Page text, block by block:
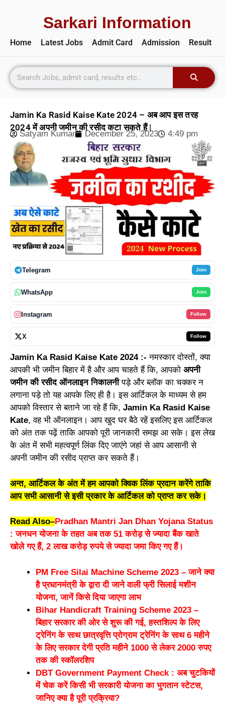
Sarkari Information
Home Latest Jobs Admit Card Admission Result
Jamin Ka Rasid Kaise Kate 2024 – अब आप इस तरह
2024 में अपनी जमीन की रसीद कटा सकते हैं |
Satyam Kumar December 25, 2023 4:49 pm
Telegram Join
WhatsApp Join
Instagram Follow
X Follow
Jamin Ka Rasid Kaise Kate 2024 :-नमस्कार दोस्तों, क्या
आपकी भी जमीन बिहार में है और आप चाहते हैं कि, आपको अपनी
जमीन की रसीद ऑनलाइन निकालनीपड़े और ब्लॉक का चक्कर न
लगाना पड़े तो यह आपके लिए ही है। इस आर्टिकल के माध्यम से हम
आपको विस्तार से बताने जा रहे हैं कि, Jamin Ka Rasid Kaise
Kate, वह भी ऑनलाइन। आप खुद घर बैठे रहें इसलिए इस आर्टिकल
को अंत तक पढ़ें ताकि आपको पूरी जानकारी समझ आ सके। इस लेख
के अंत में सभी महत्वपूर्ण लिंक दिए जाएंगे जहां से आप आसानी से
अपनी जमीन की रसीद प्राप्त कर सकते हैं।
अन्त, आर्टिकल के अंत में हम आपको क्विक लिंक प्रदान करेंगे ताकि
आप सभी आसानी से इसी प्रकार के आर्टिकल को प्राप्त कर सके।
Read Also–Pradhan Mantri Jan Dhan Yojana Status
: जनधन योजना के तहत अब तक 51 करोड़ से ज्यादा बैंक खाते
खोले गए हैं, 2 लाख करोड़ रुपये से ज्यादा जमा किए गए हैं।
PM Free Silai Machine Scheme 2023 – जाने क्या
है प्रधानमंत्री के द्वारा दी जाने वाली फ्री सिलाई मशीन
योजना, जानें किसे दिया जाएगा लाभ
Bihar Handicraft Training Scheme 2023 –
बिहार सरकार की ओर से शुरू की गई, हस्तशिल्प के लिए
ट्रेनिंग के साथ छात्रवृत्ति प्रोग्राम ट्रेनिंग के साथ 6 महीने
के लिए सरकार देगी प्रति महीने 1000 से लेकर 2000 रुपए
तक की स्कॉलरशिप
DBT Government Payment Check : अब चुटकियों
में चेक करें किसी भी सरकारी योजना का भुगतान स्टेटस,
जानिए क्या है पूरी प्रक्रिया?